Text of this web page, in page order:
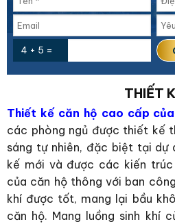
4 + 5 =
THIẾT
Thiết kế căn hộ cao cấp
các phòng ngủ được thiết kế
sáng tự nhiên, đặc biệt tại dự
kế mới và được các kiến
của căn hộ thông với ban
khí được tốt, mang lại bầu
căn hộ. Mang luồng sinh khí